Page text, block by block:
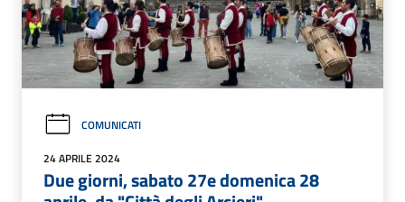
COMUNICATI
24 APRILE 2024
Due giorni, sabato 27e domenica 28